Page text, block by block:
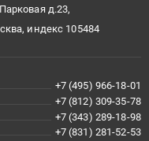
д.23,
индекс 105484
+7 (495) 966-18-01
+7 (812) 309-35-78
+7 (343) 289-18-98
+7 (831) 281-52-53